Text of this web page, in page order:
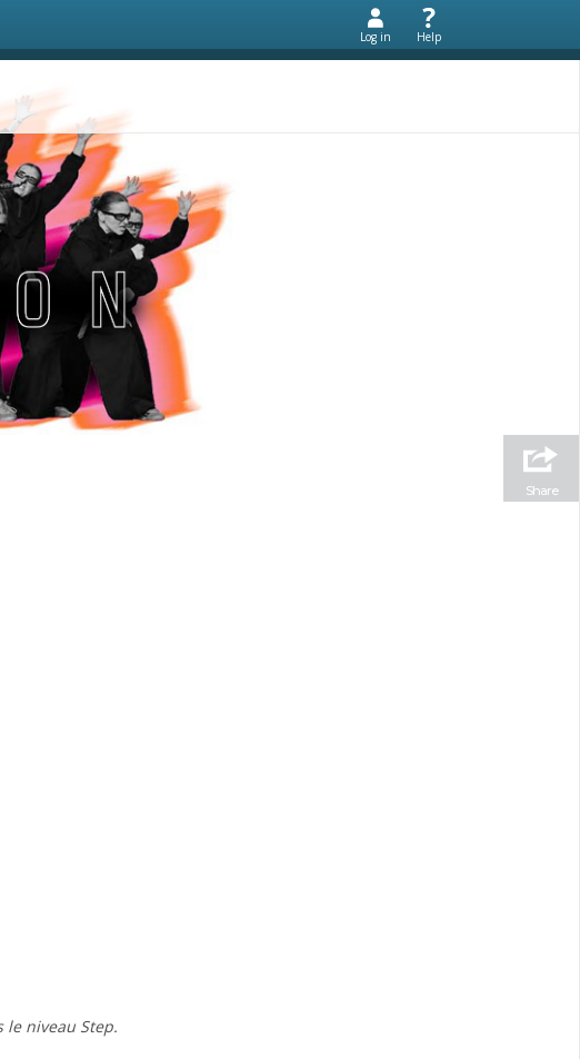
Log in Help
Share
niveau Step.